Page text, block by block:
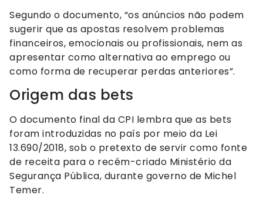
Segundo o documento, “os anúncios não podem
sugerir que as apostas resolvem problemas
financeiros, emocionais ou profissionais, nem as
apresentar como alternativa ao emprego ou
como forma de recuperar perdas anteriores”.
Origem das bets
O documento final da CPI lembra que as bets
foram introduzidas no país por meio da Lei
13.690/2018, sob o pretexto de servir como fonte
de receita para o recém-criado Ministério da
Segurança Pública, durante governo de Michel
Temer.